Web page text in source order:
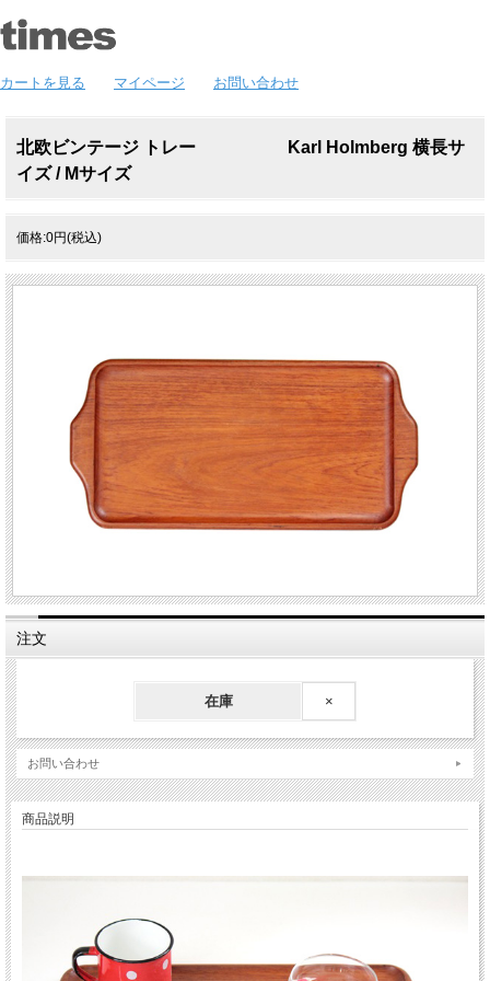
カートを見る マイページ お問い合わせ
北欧ビンテージ トレー Karl Holmberg 横長サ
イズ / Mサイズ
価格:0円(税込)
注文
在庫 ×
お問い合わせ
商品説明